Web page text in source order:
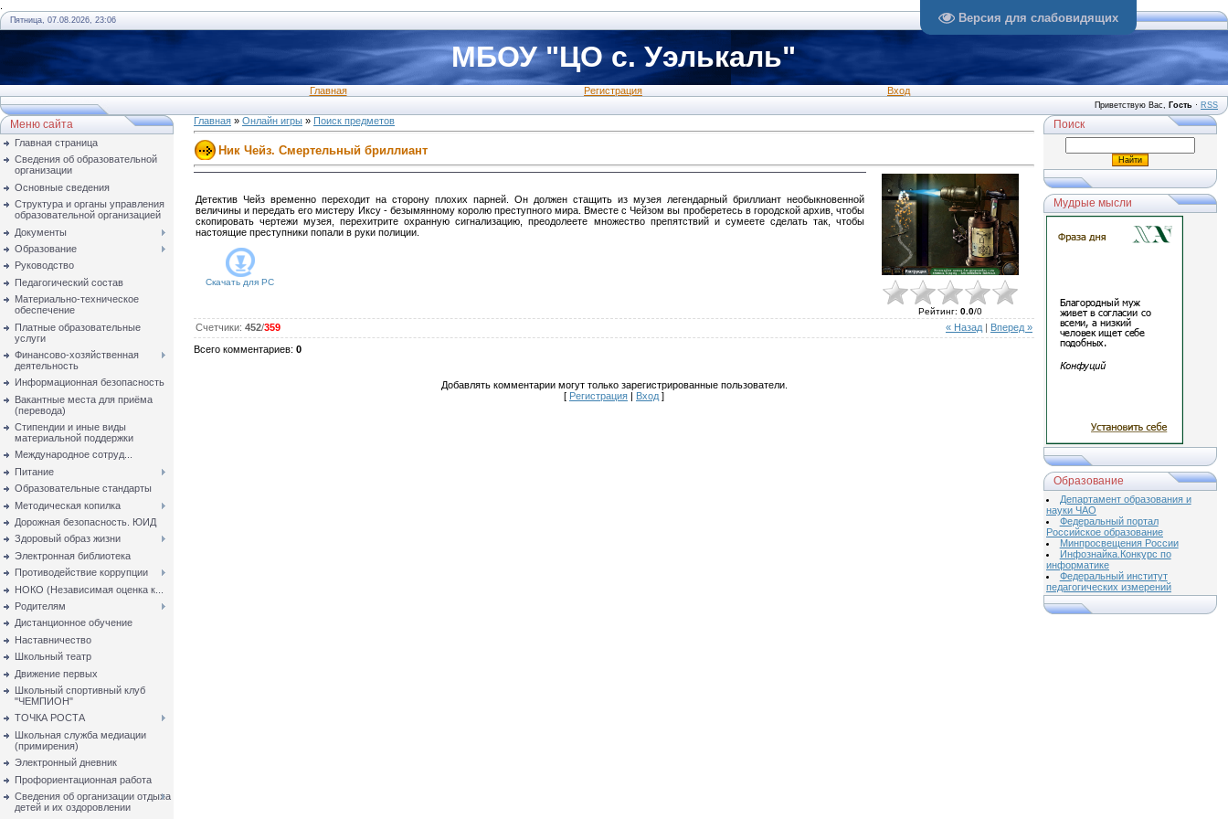
Версия для слабовидящих
Пятница, 07.08.2026, 23:06
МБОУ "ЦО с. Уэлькаль"
Главная Регистрация Вход
Приветствую Вас, Гость · RSS
Меню сайта
Главная страница
Сведения об образовательной
организации
Основные сведения
Структура и органы управления
образовательной организацией
Документы
Образование
Руководство
Педагогический состав
Материально-техническое
обеспечение
Платные образовательные
услуги
Финансово-хозяйственная
деятельность
Информационная безопасность
Вакантные места для приёма
(перевода)
Стипендии и иные виды
материальной поддержки
Международное сотруд...
Питание
Образовательные стандарты
Методическая копилка
Дорожная безопасность. ЮИД
Здоровый образ жизни
Электронная библиотека
Противодействие коррупции
НОКО (Независимая оценка к...
Родителям
Дистанционное обучение
Наставничество
Школьный театр
Движение первых
Школьный спортивный клуб
"ЧЕМПИОН"
ТОЧКА РОСТА
Школьная служба медиации
(примирения)
Электронный дневник
Профориентационная работа
Сведения об организации отдыха
детей и их оздоровлении
Главная » Онлайн игры » Поиск предметов
Ник Чейз. Смертельный бриллиант
Детектив Чейз временно переходит на сторону плохих парней. Он должен стащить из музея легендарный бриллиант необыкновенной
величины и передать его мистеру Иксу - безымянному королю преступного мира. Вместе с Чейзом вы проберетесь в городской архив, чтобы
скопировать чертежи музея, перехитрите охранную сигнализацию, преодолеете множество препятствий и сумеете сделать так, чтобы
настоящие преступники попали в руки полиции.
Скачать для PC
Рейтинг: 0.0/0
« Назад Вперед »
Счетчики: 452/359
Всего комментариев: 0
Добавлять комментарии могут только зарегистрированные пользователи.
[ Регистрация Вход ]
Поиск
Мудрые мысли
Образование
Департамент образования и
науки ЧАО
Федеральный портал
Российское образование
Минпросвещения России
Инфознайка.Конкурс по
информатике
Федеральный институт
педагогических измерений